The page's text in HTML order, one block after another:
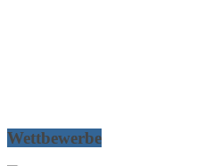
Wettbewerbe